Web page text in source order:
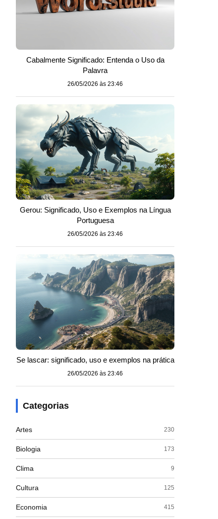
Cabalmente Significado: Entenda o Uso da
Palavra
26/05/2026 às 23:46
Gerou: Significado, Uso e Exemplos na Língua
Portuguesa
26/05/2026 às 23:46
Se lascar: significado, uso e exemplos na prática
26/05/2026 às 23:46
Categorias
Artes 230
Biologia 173
Clima 9
Cultura 125
Economia 415